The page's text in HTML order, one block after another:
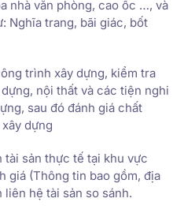
nhà văn phòng, cao ốc …, và
Nghĩa trang, bãi giác, bốt
trình xây dựng, kiểm tra
nội thất và các tiện nghi
sau đó đánh giá chất
dựng
tài sản thực tế tại khu vực
giá (Thông tin bao gồm, địa
hệ tài sản so sánh.